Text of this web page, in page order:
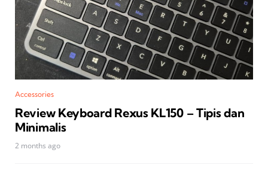
Accessories
Review Keyboard Rexus KL150 – Tipis dan
Minimalis
2 months ago